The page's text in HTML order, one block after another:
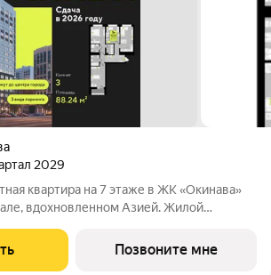
2029
квартира на 7 этаже в ЖК «Окинава»
вдохновленном Азией. Жилой
трёх парков и двух живописных озёр. В
уже открыты
Позвоните мне